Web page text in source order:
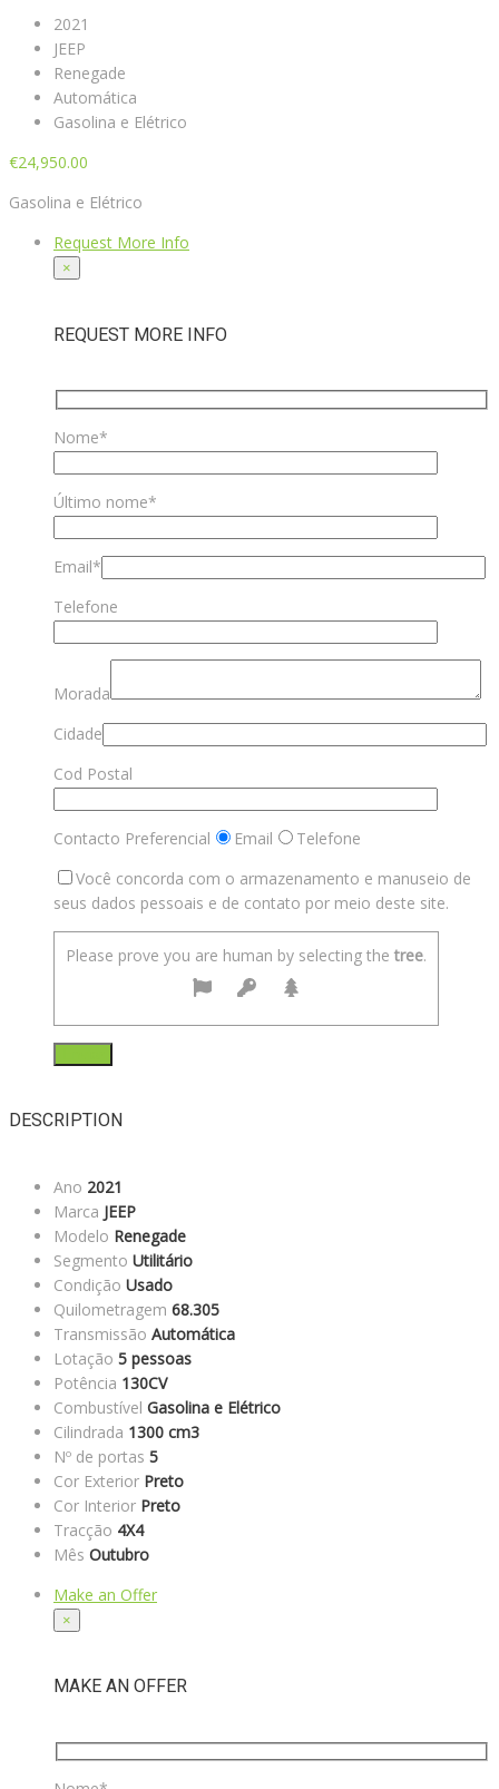
2021
JEEP
Renegade
Automática
Gasolina e Elétrico
€24,950.00
Gasolina e Elétrico
Request More Info
×
REQUEST MORE INFO
Nome*
Último nome*
Email*
Telefone
Morada
Cidade
Cod Postal
Contacto Preferencial Email
Telefone
Você concorda com o armazenamento e manuseio de
seus dados pessoais e de contato por meio deste site.
Please prove you are human by selecting the tree.
DESCRIPTION
Ano 2021
Marca JEEP
Modelo Renegade
Segmento Utilitário
Condição Usado
Quilometragem 68.305
Transmissão Automática
Lotação 5 pessoas
Potência 130CV
Combustível Gasolina e Elétrico
Cilindrada 1300 cm3
Nº de portas 5
Cor Exterior Preto
Cor Interior Preto
Tracção 4X4
Mês Outubro
Make an Offer
×
MAKE AN OFFER